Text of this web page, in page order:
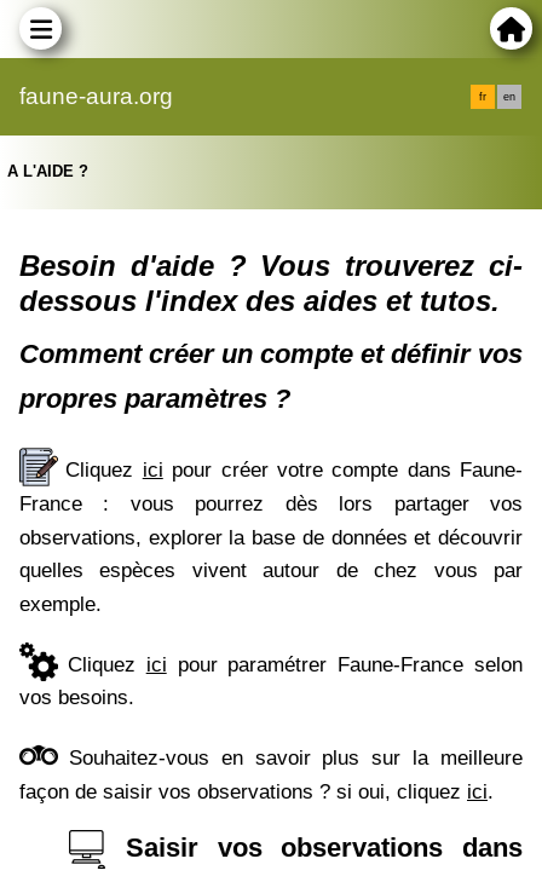
faune-aura.org fr en
A L'AIDE ?
Besoin d'aide ? Vous trouverez ci-
dessous l'index des aides et tutos.
Comment créer un compte et définir vos
propres paramètres ?
Cliquez ici pour créer votre compte dans Faune-
France : vous pourrez dès lors partager vos
observations, explorer la base de données et découvrir
quelles espèces vivent autour de chez vous par
exemple.
Cliquez ici pour paramétrer Faune-France selon
vos besoins.
Souhaitez-vous en savoir plus sur la meilleure
façon de saisir vos observations ? si oui, cliquez ici.
Saisir vos observations dans